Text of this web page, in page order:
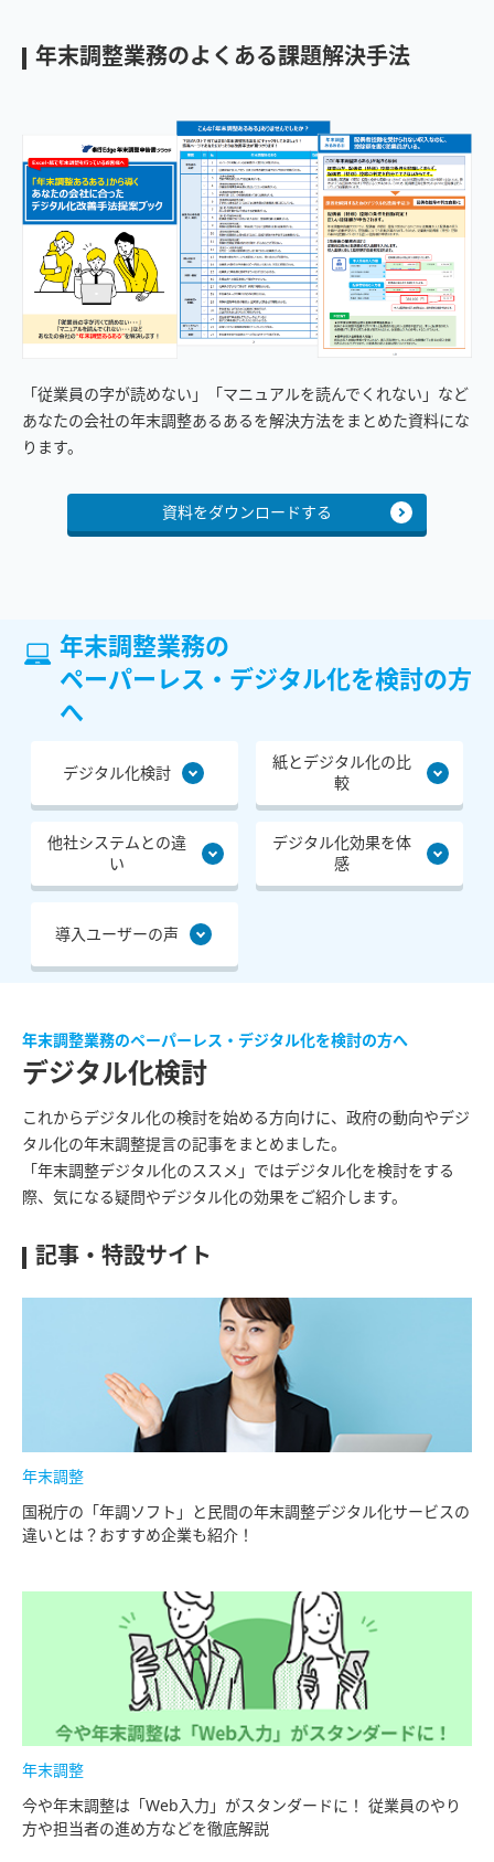
年末調整業務のよくある課題解決手法
「従業員の字が読めない」「マニュアルを読んでくれない」など
あなたの会社の年末調整あるあるを解決方法をまとめた資料にな
ります。
資料をダウンロードする
年末調整業務の
ペーパーレス・デジタル化を検討の方
へ
デジタル化検討
紙とデジタル化の比
較
他社システムとの違
い
デジタル化効果を体
感
導入ユーザーの声
年末調整業務のペーパーレス・デジタル化を検討の方へ
デジタル化検討
これからデジタル化の検討を始める方向けに、政府の動向やデジ
タル化の年末調整提言の記事をまとめました。
「年末調整デジタル化のススメ」ではデジタル化を検討をする
際、気になる疑問やデジタル化の効果をご紹介します。
記事・特設サイト
年末調整
国税庁の「年調ソフト」と民間の年末調整デジタル化サービスの
違いとは？おすすめ企業も紹介！
年末調整
今や年末調整は「Web入力」がスタンダードに！ 従業員のやり
方や担当者の進め方などを徹底解説